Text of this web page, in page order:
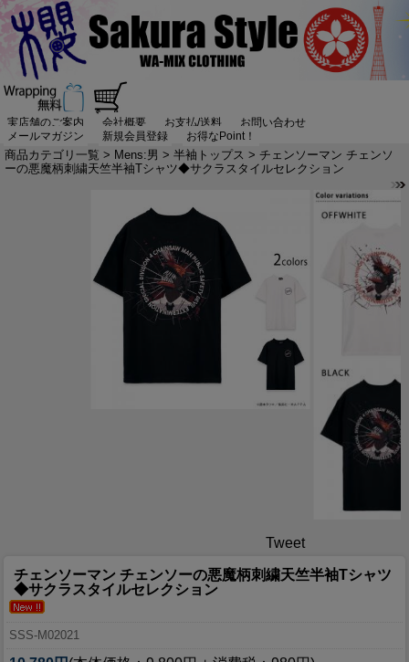
実店舗のご案内 会社概要 お支払/送料
お問い合わせ
メールマガジン
新規会員登録 お得なPoint！
商品カテゴリ一覧 > Mens:男 > 半袖トップス > チェンソーマン チェンソ
ーの悪魔柄刺繍天竺半袖Tシャツ◆サクラスタイルセレクション
Tweet
チェンソーマン チェンソーの悪魔柄刺繍天竺半袖Tシャツ
◆サクラスタイルセレクション
SSS-M02021